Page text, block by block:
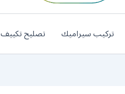
تركيب سيراميك تصليح تكييف